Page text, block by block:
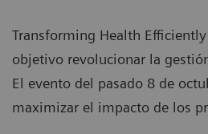
Transforming Health
objetivo revolucionar la
El evento del pasado 8 de
maximizar el impacto de los